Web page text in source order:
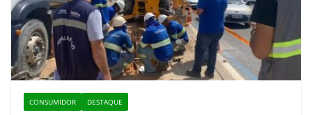
CONSUMIDOR DESTAQUE